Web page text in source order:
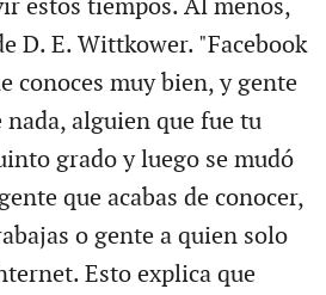
estos tiempos. Al menos,
D. E. Wittkower. "Facebook
conoces muy bien, y gente
nada, alguien que fue tu
grado y luego se mudó
que acabas de conocer,
o gente a quien solo
Esto explica que